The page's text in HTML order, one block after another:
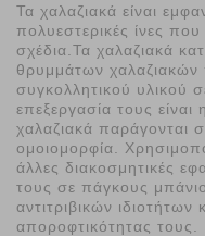
Τα χαλαζιακά είναι
πολυεστερικές ίνες
σχέδια.Τα χαλαζιακά
θρυμμάτων χαλαζιακών
συγκολλητικού υλικού
επεξεργασία τους
χαλαζιακά παράγονται
ομοιομορφία.
άλλες διακοσμητικές
τους σε πάγκους
αντιτριβικών ιδιοτήτων
αποροφτικότητας τους.